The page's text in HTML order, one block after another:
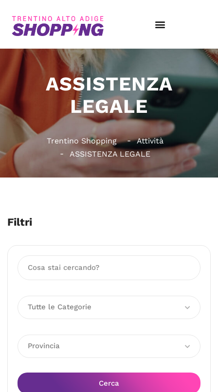
ASSISTENZA
LEGALE
Trentino Shopping
Attività
ASSISTENZA LEGALE
Filtri
Tutte le Categorie
Provincia
Cerca